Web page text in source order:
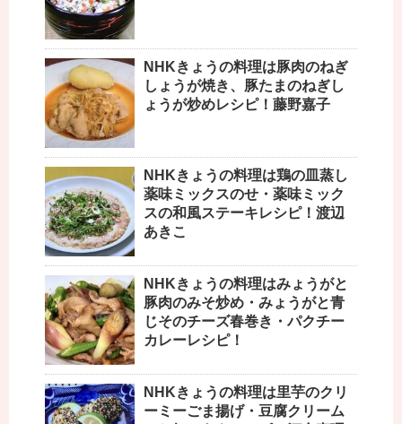
NHKきょうの料理は豚肉のねぎ
しょうが焼き、豚たまのねぎし
ょうが炒めレシピ！藤野嘉子
NHKきょうの料理は鶏の皿蒸し
薬味ミックスのせ・薬味ミック
スの和風ステーキレシピ！渡辺
あきこ
NHKきょうの料理はみょうがと
豚肉のみそ炒め・みょうがと青
じそのチーズ春巻き・パクチー
カレーレシピ！
NHKきょうの料理は里芋のクリ
ーミーごま揚げ・豆腐クリーム